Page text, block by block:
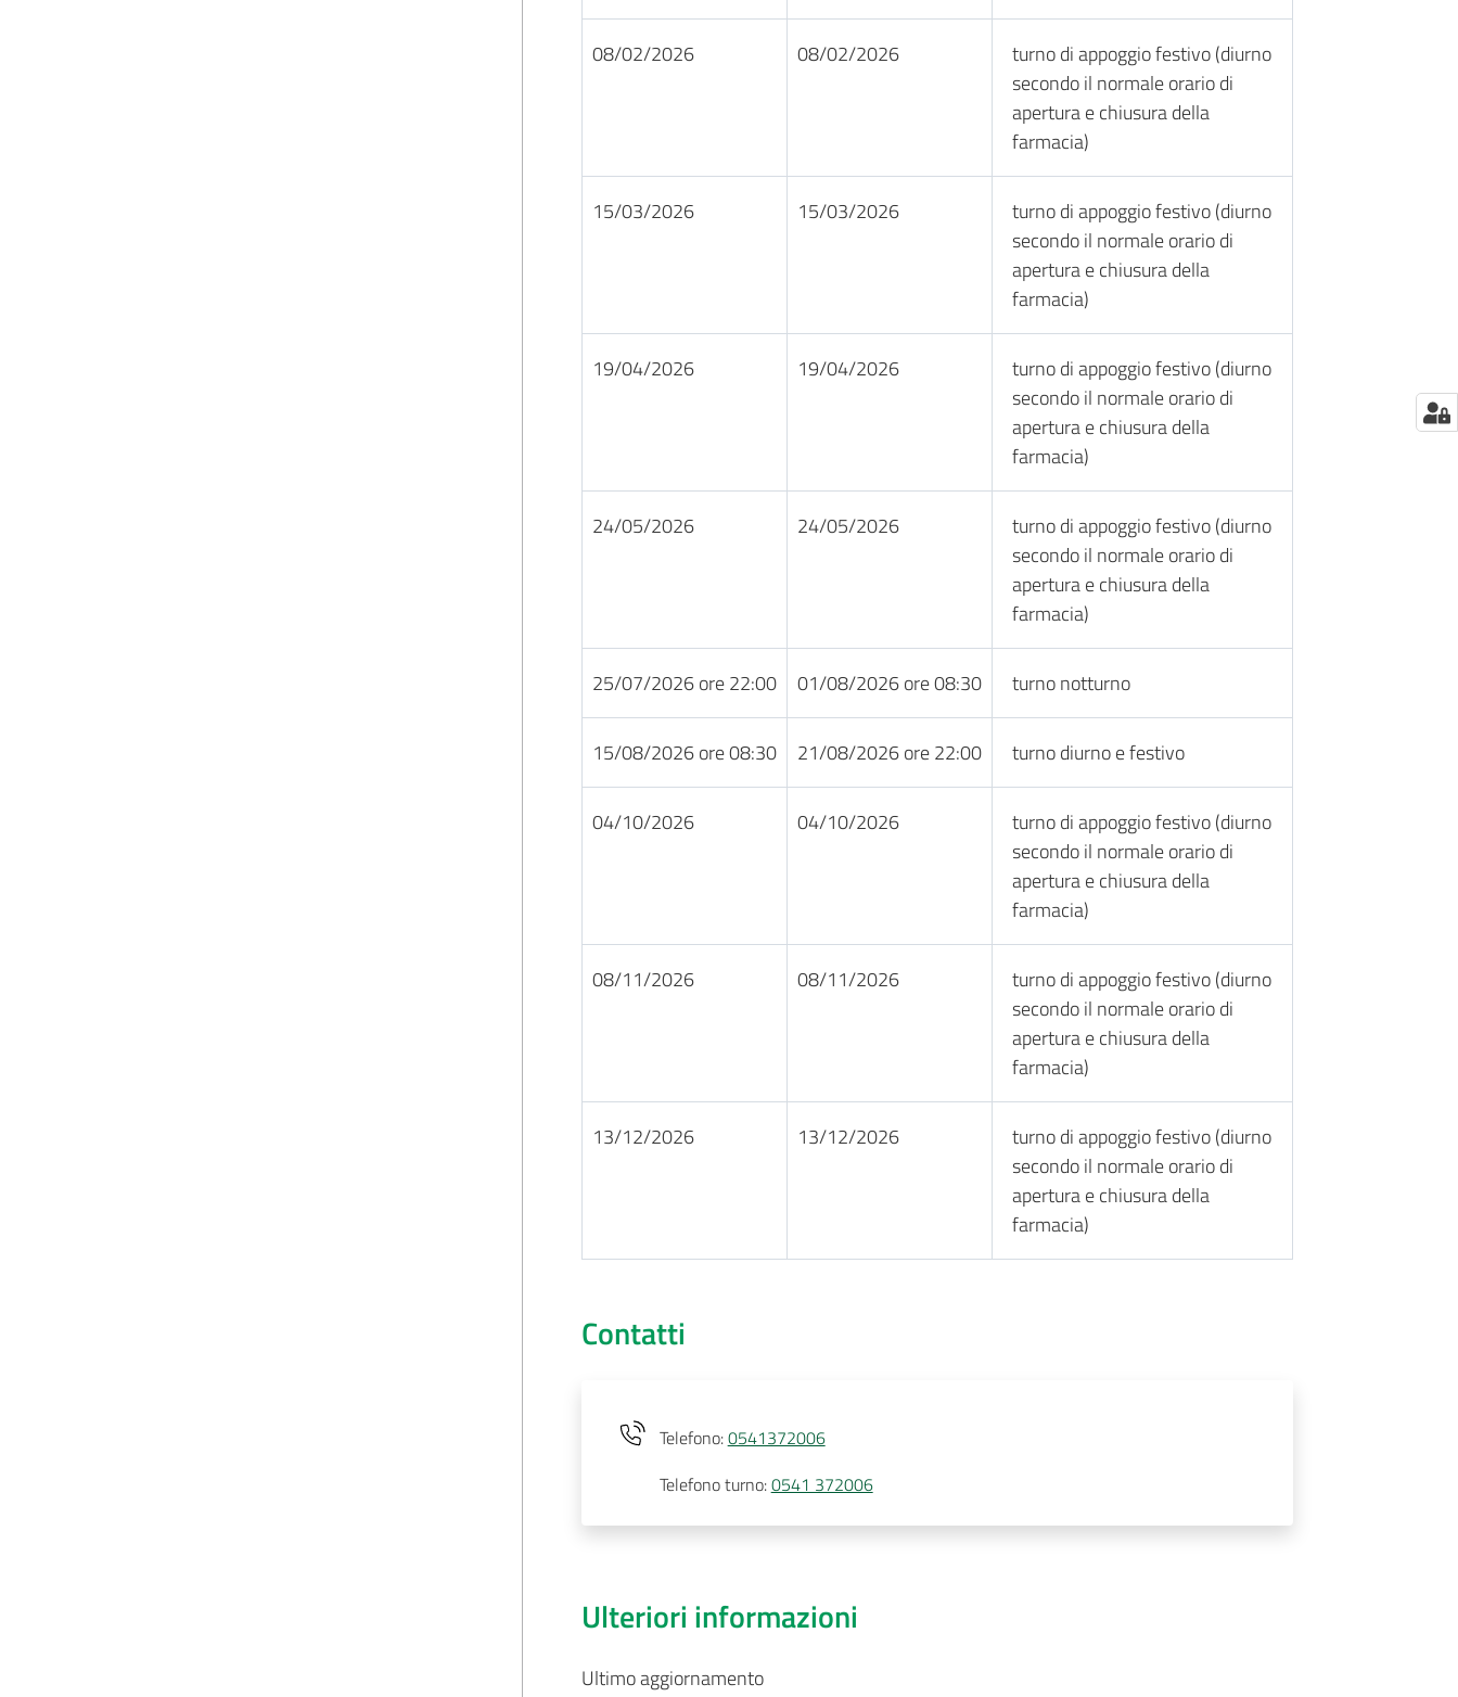
08/02/2026 08/02/2026
turno di appoggio festivo (diurno
secondo il normale orario di
apertura e chiusura della
farmacia)
15/03/2026 15/03/2026
turno di appoggio festivo (diurno
secondo il normale orario di
apertura e chiusura della
farmacia)
19/04/2026 19/04/2026
turno di appoggio festivo (diurno
secondo il normale orario di
apertura e chiusura della
farmacia)
24/05/2026 24/05/2026
turno di appoggio festivo (diurno
secondo il normale orario di
apertura e chiusura della
farmacia)
25/07/2026 ore 22:00 01/08/2026 ore 08:30 turno notturno
15/08/2026 ore 08:30 21/08/2026 ore 22:00 turno diurno e festivo
04/10/2026 04/10/2026
turno di appoggio festivo (diurno
secondo il normale orario di
apertura e chiusura della
farmacia)
08/11/2026 08/11/2026
turno di appoggio festivo (diurno
secondo il normale orario di
apertura e chiusura della
farmacia)
13/12/2026 13/12/2026
turno di appoggio festivo (diurno
secondo il normale orario di
apertura e chiusura della
farmacia)
Contatti
Telefono:0541372006
Telefono turno:0541 372006
Ulteriori informazioni
Ultimo aggiornamento